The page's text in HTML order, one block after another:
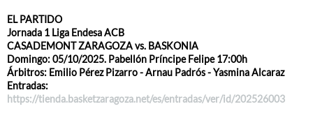
EL PARTIDO
Jornada 1 Liga Endesa ACB
CASADEMONT ZARAGOZA vs. BASKONIA
Domingo: 05/10/2025. Pabellón Príncipe Felipe 17:00h
Árbitros: Emilio Pérez Pizarro - Arnau Padrós - Yasmina Alcaraz
Entradas:
https://tienda.basketzaragoza.net/es/entradas/ver/id/202526003